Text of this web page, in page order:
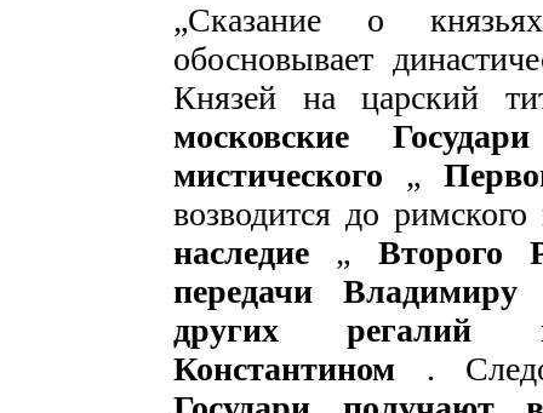
„Сказание о
обосновывает
Князей на царский
московские
мистического „
возводится до
наследие „
передачи
других регалий
Константином .